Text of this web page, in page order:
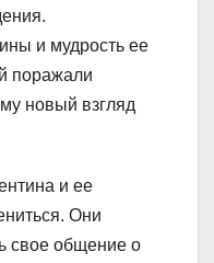
и мудрость ее
поражали
новый взгляд
и ее
Они
свое общение о